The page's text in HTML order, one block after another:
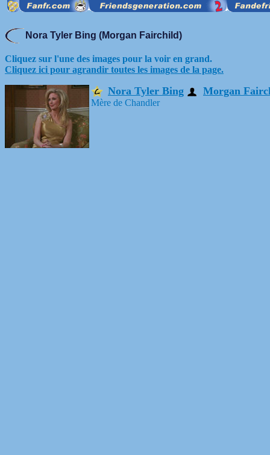
Nora Tyler Bing (Morgan Fairchild)
Cliquez sur l'une des images pour la voir en grand.
Cliquez ici pour agrandir toutes les images de la page.
Nora Tyler Bing Morgan
Mère de Chandler